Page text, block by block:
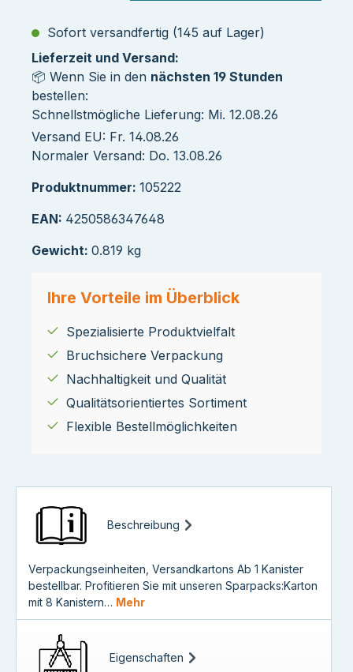
Sofort versandfertig (145 auf Lager)
Lieferzeit und Versand:
📦 Wenn Sie in den nächsten 19 Stunden
bestellen:
Schnellstmögliche Lieferung: Mi. 12.08.26
Versand EU: Fr. 14.08.26
Normaler Versand: Do. 13.08.26
Produktnummer: 105222
EAN: 4250586347648
Gewicht: 0.819 kg
Ihre Vorteile im Überblick
Spezialisierte Produktvielfalt
Bruchsichere Verpackung
Nachhaltigkeit und Qualität
Qualitätsorientiertes Sortiment
Flexible Bestellmöglichkeiten
Beschreibung
Verpackungseinheiten, Versandkartons Ab 1 Kanister
bestellbar. Profitieren Sie mit unseren Sparpacks:Karton
mit 8 Kanistern… Mehr
Eigenschaften